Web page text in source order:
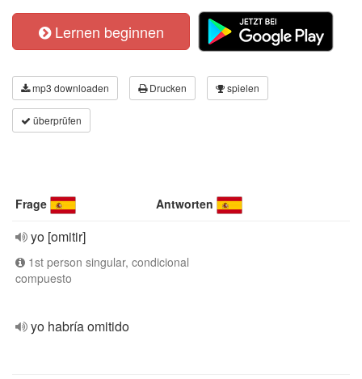
Lernen beginnen
mp3 downloaden Drucken spielen
überprüfen
Frage Antworten
yo [omitir]
1st person singular, condicional
compuesto
yo habría omitido